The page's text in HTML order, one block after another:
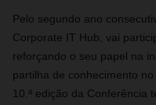
Pelo segundo ano
Corporate IT Hub, vai
reforçando o seu papel na
partilha de conhecimento
10.ª edição da Conferência